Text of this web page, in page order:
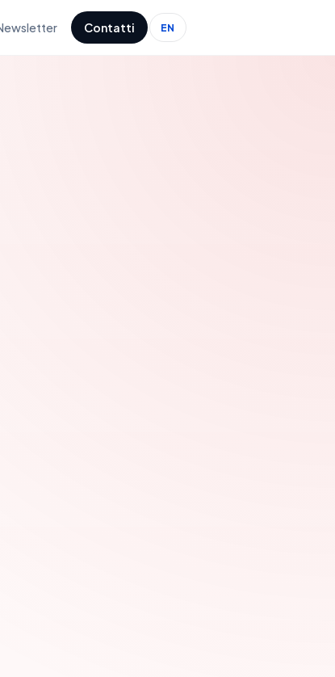
Contatti EN